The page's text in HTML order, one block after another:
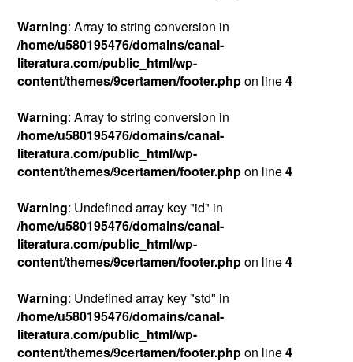
Warning: Array to string conversion in
/home/u580195476/domains/canal-
literatura.com/public_html/wp-
content/themes/9certamen/footer.phpon line4
Warning: Array to string conversion in
/home/u580195476/domains/canal-
literatura.com/public_html/wp-
content/themes/9certamen/footer.phpon line4
Warning: Undefined array key "id" in
/home/u580195476/domains/canal-
literatura.com/public_html/wp-
content/themes/9certamen/footer.phpon line4
Warning: Undefined array key "std" in
/home/u580195476/domains/canal-
literatura.com/public_html/wp-
content/themes/9certamen/footer.phpon line4